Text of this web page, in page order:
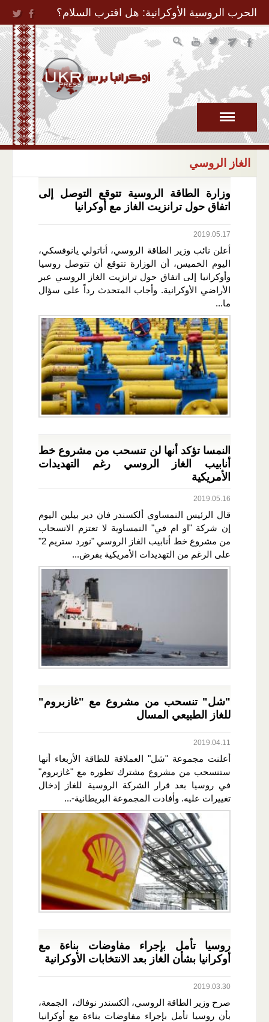
Jump to Navigation
الحرب الروسية الأوكرانية: هل اقترب السلام؟
الغاز الروسي
وزارة الطاقة الروسية تتوقع التوصل إلى
اتفاق حول ترانزيت الغاز مع أوكرانيا
2019.05.17
أعلن نائب وزير الطاقة الروسي، أناتولي يانوفسكي،
اليوم الخميس، أن الوزارة تتوقع أن تتوصل روسيا
وأوكرانيا إلى اتفاق حول ترانزيت الغاز الروسي عبر
الأراضي الأوكرانية. وأجاب المتحدث رداً على سؤال
ما...
النمسا تؤكد أنها لن تنسحب من مشروع خط
أنابيب الغاز الروسي رغم التهديدات
الأمريكية
2019.05.16
قال الرئيس النمساوي ألكسندر فان دير بيلين اليوم
إن شركة "او ام في" النمساوية لا تعتزم الانسحاب
من مشروع خط أنابيب الغاز الروسي "نورد ستريم 2"
على الرغم من التهديدات الأمريكية بفرض...
"شل" تنسحب من مشروع مع "غازبروم"
للغاز الطبيعي المسال
2019.04.11
أعلنت مجموعة "شل" العملاقة للطاقة الأربعاء أنها
ستنسحب من مشروع مشترك تطوره مع "غازبروم"
في روسيا بعد قرار الشركة الروسية للغاز إدخال
تغييرات عليه. وأفادت المجموعة البريطانية-...
روسيا تأمل بإجراء مفاوضات بناءة مع
أوكرانيا بشأن الغاز بعد الانتخابات الأوكرانية
2019.03.30
صرح وزير الطاقة الروسي، ألكسندر نوفاك، الجمعة،
بأن روسيا تأمل بإجراء مفاوضات بناءة مع أوكرانيا